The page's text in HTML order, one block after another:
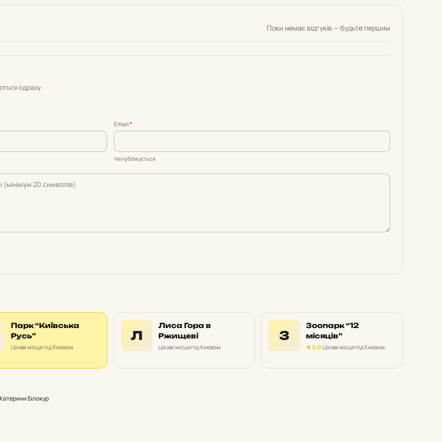
Поки немає відгуків — будьте першим
одразу.
Email*
Не публікується
Парк “Київська
Русь”
Цікаві місця під Києвом
Л
Лиса Гора в
Ржищеві
Цікаві місця під Києвом
З
Зоопарк “12
місяців”
★ 5,0·Цікаві місця під Києвом
Білокур